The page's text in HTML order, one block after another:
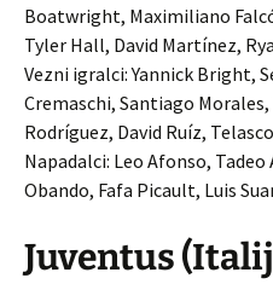
Boatwright, Maximiliano
Tyler Hall, David Martínez,
Vezni igralci: Yannick Bright,
Cremaschi, Santiago
Rodríguez, David Ruíz,
Napadalci: Leo Afonso,
Obando, Fafa Picault, Luis
Juventus